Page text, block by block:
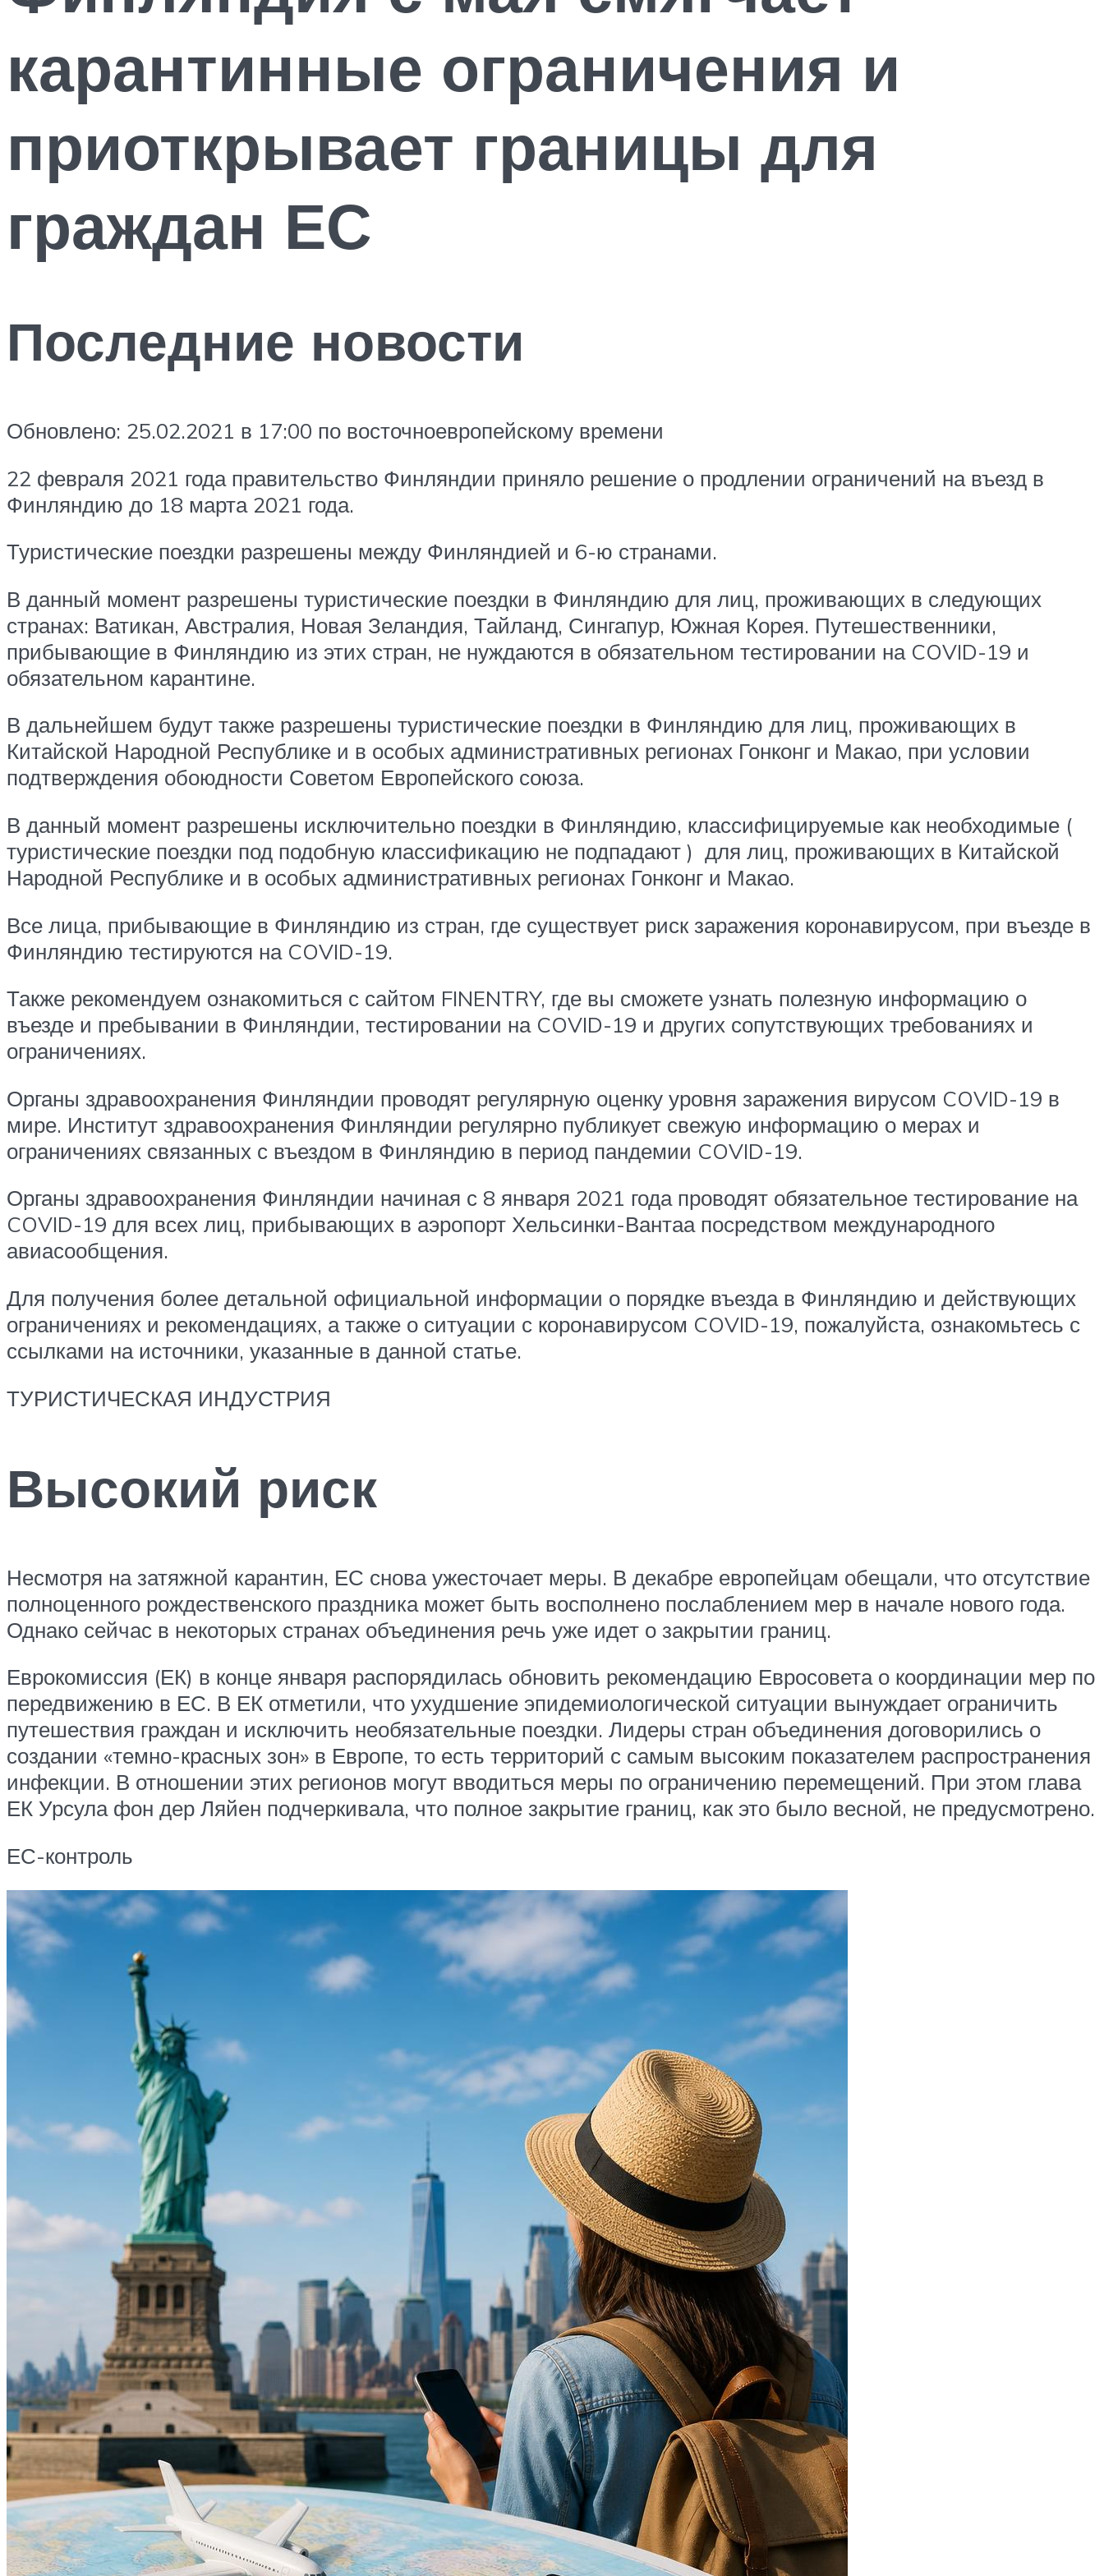
карантинные ограничения и
приоткрывает границы для
граждан ЕС
Последние новости
Обновлено: 25.02.2021 в 17:00 по восточноевропейскому времени
22 февраля 2021 года правительство Финляндии приняло решение о продлении ограничений на въезд в
Финляндию до 18 марта 2021 года.
Туристические поездки разрешены между Финляндией и 6-ю странами.
В данный момент разрешены туристические поездки в Финляндию для лиц, проживающих в следующих
странах: Ватикан, Австралия, Новая Зеландия, Тайланд, Сингапур, Южная Корея. Путешественники,
прибывающие в Финляндию из этих стран, не нуждаются в обязательном тестировании на COVID-19 и
обязательном карантине.
В дальнейшем будут также разрешены туристические поездки в Финляндию для лиц, проживающих в
Китайской Народной Республике и в особых административных регионах Гонконг и Макао, при условии
подтверждения обоюдности Советом Европейского союза.
В данный момент разрешены исключительно поездки в Финляндию, классифицируемые как необходимые (
туристические поездки под подобную классификацию не подпадают ) для лиц, проживающих в Китайской
Народной Республике и в особых административных регионах Гонконг и Макао.
Все лица, прибывающие в Финляндию из стран, где существует риск заражения коронавирусом, при въезде в
Финляндию тестируются на COVID-19.
Также рекомендуем ознакомиться с сайтом FINENTRY, где вы сможете узнать полезную информацию о
въезде и пребывании в Финляндии, тестировании на COVID-19 и других сопутствующих требованиях и
ограничениях.
Органы здравоохранения Финляндии проводят регулярную оценку уровня заражения вирусом COVID-19 в
мире. Институт здравоохранения Финляндии регулярно публикует свежую информацию о мерах и
ограничениях связанных с въездом в Финляндию в период пандемии COVID-19.
Органы здравоохранения Финляндии начиная с 8 января 2021 года проводят обязательное тестирование на
COVID-19 для всех лиц, прибывающих в аэропорт Хельсинки-Вантаа посредством международного
авиасообщения.
Для получения более детальной официальной информации о порядке въезда в Финляндию и действующих
ограничениях и рекомендациях, а также о ситуации с коронавирусом COVID-19, пожалуйста, ознакомьтесь с
ссылками на источники, указанные в данной статье.
ТУРИСТИЧЕСКАЯ ИНДУСТРИЯ
Высокий риск
Несмотря на затяжной карантин, ЕС снова ужесточает меры. В декабре европейцам обещали, что отсутствие
полноценного рождественского праздника может быть восполнено послаблением мер в начале нового года.
Однако сейчас в некоторых странах объединения речь уже идет о закрытии границ.
Еврокомиссия (ЕК) в конце января распорядилась обновить рекомендацию Евросовета о координации мер по
передвижению в ЕС. В ЕК отметили, что ухудшение эпидемиологической ситуации вынуждает ограничить
путешествия граждан и исключить необязательные поездки. Лидеры стран объединения договорились о
создании «темно-красных зон» в Европе, то есть территорий с самым высоким показателем распространения
инфекции. В отношении этих регионов могут вводиться меры по ограничению перемещений. При этом глава
ЕК Урсула фон дер Ляйен подчеркивала, что полное закрытие границ, как это было весной, не предусмотрено.
ЕС-контроль